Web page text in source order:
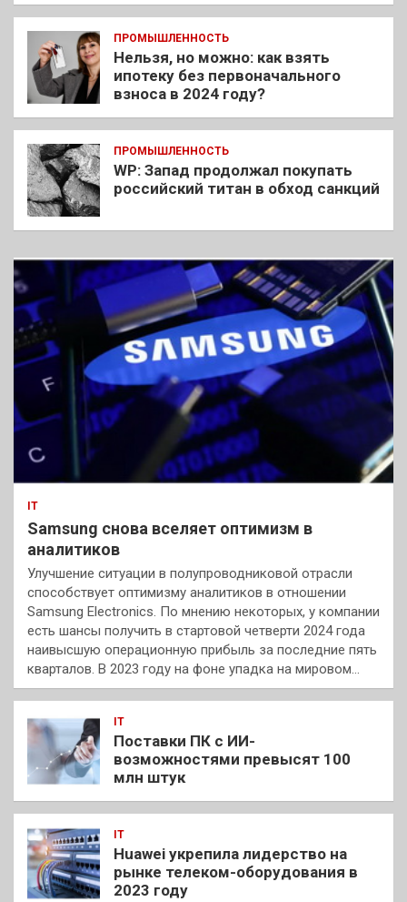
ПРОМЫШЛЕННОСТЬ
Нельзя, но можно: как взять
ипотеку без первоначального
взноса в 2024 году?
ПРОМЫШЛЕННОСТЬ
WP: Запад продолжал покупать
российский титан в обход санкций
IT
Samsung снова вселяет оптимизм в
аналитиков
Улучшение ситуации в полупроводниковой отрасли
способствует оптимизму аналитиков в отношении
Samsung Electronics. По мнению некоторых, у компании
есть шансы получить в стартовой четверти 2024 года
наивысшую операционную прибыль за последние пять
кварталов. В 2023 году на фоне упадка на мировом…
IT
Поставки ПК с ИИ-
возможностями превысят 100
млн штук
IT
Huawei укрепила лидерство на
рынке телеком-оборудования в
2023 году